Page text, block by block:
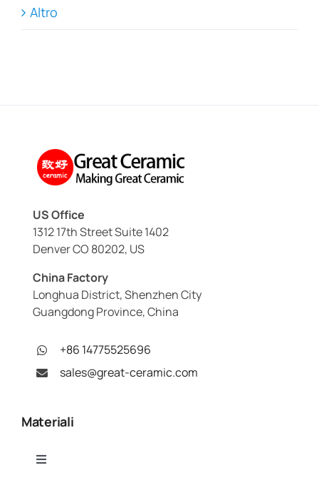
Altro
US Office
1312 17th Street Suite 1402
Denver CO 80202, US
China Factory
Longhua District, Shenzhen City
Guangdong Province, China
+86 14775525696
sales@great-ceramic.com
Materiali
Toggle